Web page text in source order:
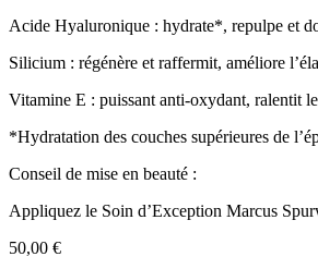
Acide Hyaluronique : hydrate*, repulpe et
Silicium : régénère et raffermit, améliore
Vitamine E : puissant anti-oxydant, ralentit
*Hydratation des couches supérieures de
Conseil de mise en beauté :
Appliquez le Soin d’Exception Marcus
50,00 €